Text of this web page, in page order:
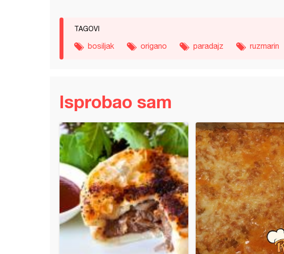
TAGOVI
bosiljak origano paradajz ruzmarin
Isprobao sam
meso u sosu sa povrćem